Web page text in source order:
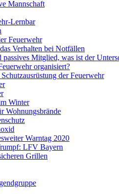
Mannschaft
Lernbar
Feuerwehr
Verhalten bei Notfällen
passives Mitglied, was ist der
organisiert?
der Feuerwehr
Winter
Wohnungsbrände
Warntag 2020
LFV Bayern
Grillen